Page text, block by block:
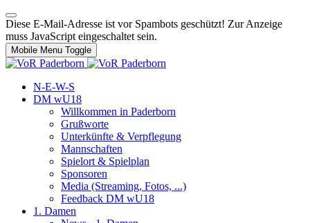
Diese E-Mail-Adresse ist vor Spambots geschützt! Zur Anzeige
muss JavaScript eingeschaltet sein.
Mobile Menu Toggle
N-E-W-S
DM wU18
Willkommen in Paderborn
Grußworte
Unterkünfte & Verpflegung
Mannschaften
Spielort & Spielplan
Sponsoren
Media (Streaming, Fotos, ...)
Feedback DM wU18
1. Damen